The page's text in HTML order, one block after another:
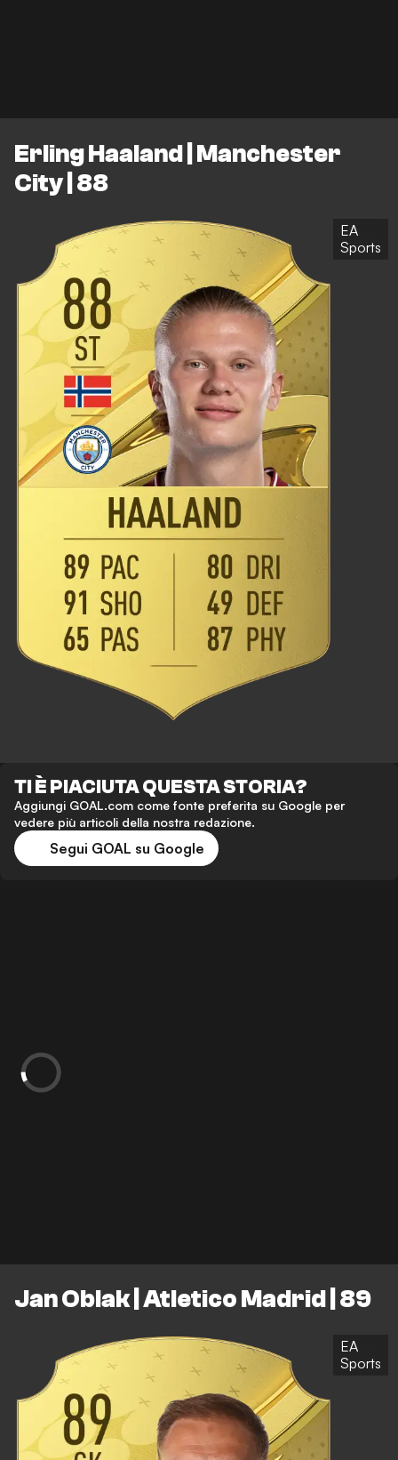
Erling Haaland | Manchester
City | 88
EA
Sports
TI È PIACIUTA QUESTA STORIA?
Aggiungi GOAL.com come fonte preferita su Google per
vedere più articoli della nostra redazione.
Segui GOAL su Google
Jan Oblak | Atletico Madrid | 89
EA
Sports